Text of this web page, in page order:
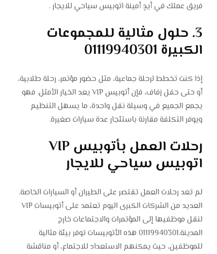
فريق عملك في أيدٍ أمينة اتوبيس سياحي للايجار .
3. حلول مثالية للمجموعات
الكبيرة 01119940301
إذا كنت تخطط لرحلة جماعية، مثل حضور مؤتمر، رحلة طلابية،
أو حتى حفل زفاف، فإن أتوبيس VIP يعد الخيار الأمثل. فهو
يجمع الجميع في وسيلة نقل واحدة، ما يسهل التنظيم
ويوفر التكلفة مقارنة باستئجار عدة سيارات صغيرة.
رحلات العمل بأتوبيس VIP
اتوبيس سياحي للايجار
لم تعد رحلات العمل تقتصر على الطيران أو السيارات الخاصة.
العديد من الشركات الكبرى اليوم تعتمد على أتوبيسات VIP
لنقل موظفيها إلى المؤتمرات والاجتماعات خارج
المدينة.01119940301 هذه الأتوبيسات توفر بيئة مثالية
للموظفين، حيث يمكنهم الاستعداد للاجتماع، أو مناقشة